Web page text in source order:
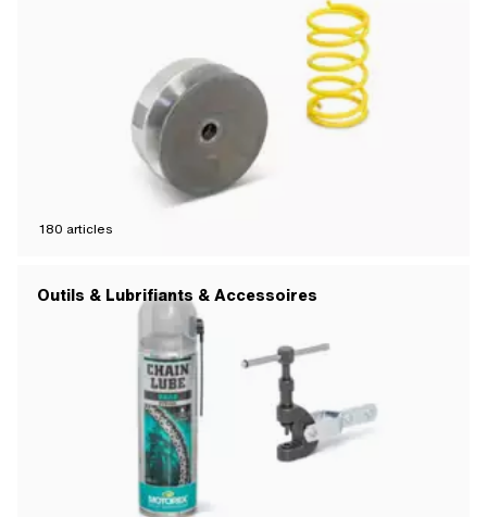
180 articles
Outils & Lubrifiants & Accessoires